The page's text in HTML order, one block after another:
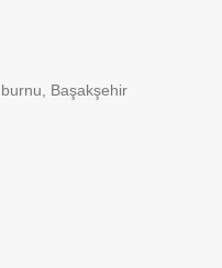
Başakşehir